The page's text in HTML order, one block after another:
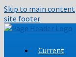
Skip to main content
site footer
Current